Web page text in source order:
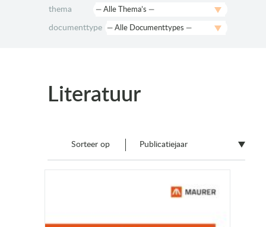
thema
documenttype
Literatuur
Sorteer op Publicatiejaar